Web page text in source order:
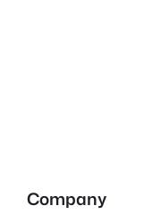
Company